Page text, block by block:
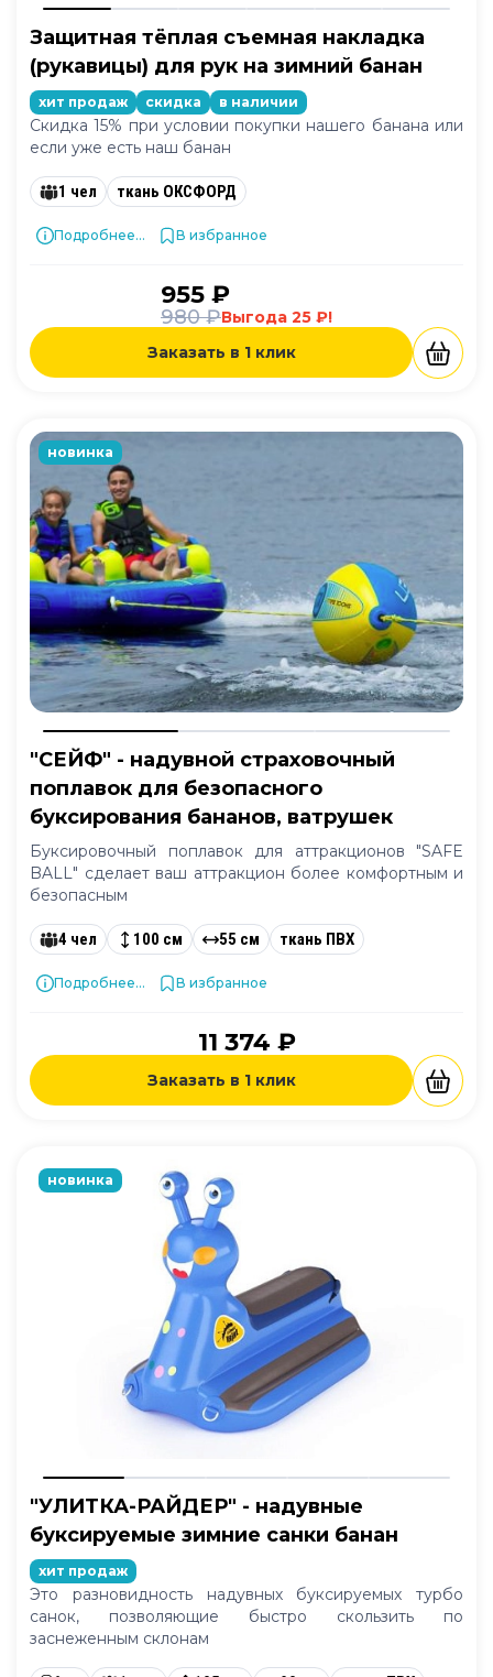
Защитная тёплая съемная накладка
(рукавицы) для рук на зимний банан
хит продаж скидка в наличии
Скидка 15% при условии покупки нашего банана или
если уже есть наш банан
1 чел ткань ОКСФОРД
Подробнее... В избранное
955 ₽
980 ₽Выгода 25 ₽!
Заказать в 1 клик
новинка
"СЕЙФ" - надувной страховочный
поплавок для безопасного
буксирования бананов, ватрушек
Буксировочный поплавок для аттракционов "SAFE
BALL" сделает ваш аттракцион более комфортным и
безопасным
4 чел 100 см 55 см ткань ПВХ
Подробнее... В избранное
11 374 ₽
Заказать в 1 клик
новинка
"УЛИТКА-РАЙДЕР" - надувные
буксируемые зимние санки банан
хит продаж
Это разновидность надувных буксируемых турбо
санок, позволяющие быстро скользить по
заснеженным склонам